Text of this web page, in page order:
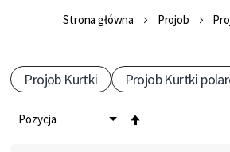
Strona główna Projob
Projob Kurtki Projob Kurtki